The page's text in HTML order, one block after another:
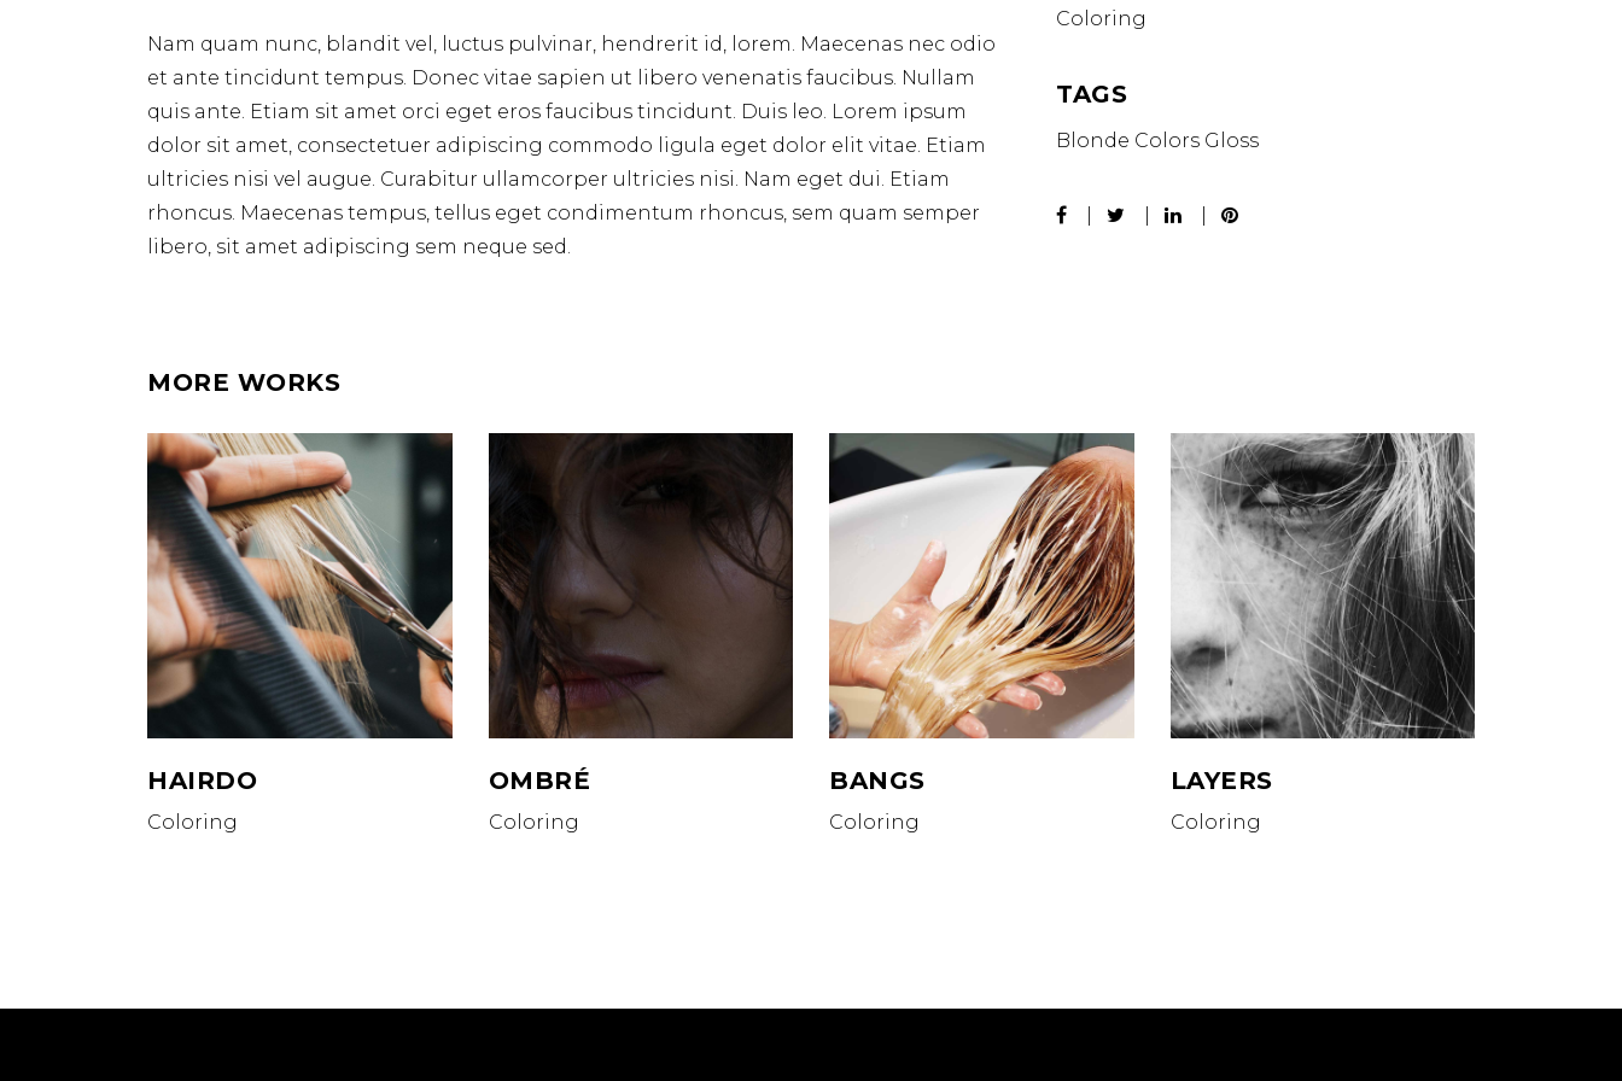
Nam quam nunc, blandit vel, luctus pulvinar, hendrerit id, lorem. Maecenas nec odio
et ante tincidunt tempus. Donec vitae sapien ut libero venenatis faucibus. Nullam
quis ante. Etiam sit amet orci eget eros faucibus tincidunt. Duis leo. Lorem ipsum
dolor sit amet, consectetuer adipiscing commodo ligula eget dolor elit vitae. Etiam
ultricies nisi vel augue. Curabitur ullamcorper ultricies nisi. Nam eget dui. Etiam
rhoncus. Maecenas tempus, tellus eget condimentum rhoncus, sem quam semper
libero, sit amet adipiscing sem neque sed.
Coloring
TAGS
Blonde Colors Gloss
MORE WORKS
HAIRDO
Coloring
OMBRÉ
Coloring
BANGS
Coloring
LAYERS
Coloring